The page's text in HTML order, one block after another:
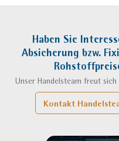
Haben Sie
Absicherung bzw.
Unser Handelsteam freut
Kontakt